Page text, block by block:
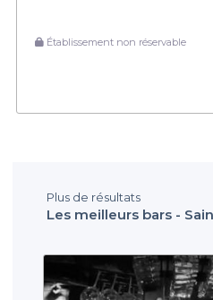
Établissement non réservable
Plus de résultats
Les meilleurs bars -